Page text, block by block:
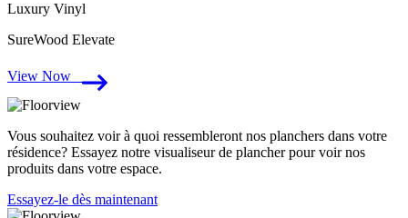
Luxury Vinyl
SureWood Elevate
View Now
Vous souhaitez voir à quoi ressembleront nos planchers dans votre
résidence? Essayez notre visualiseur de plancher pour voir nos
produits dans votre espace.
Essayez-le dès maintenant